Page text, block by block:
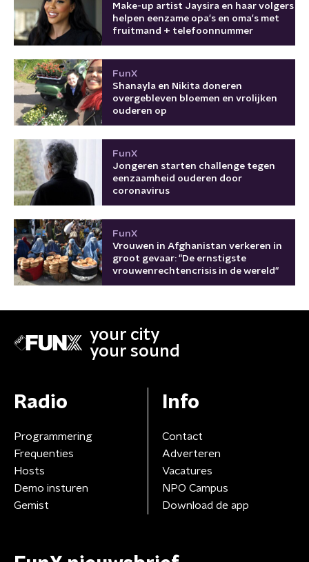
Make-up artist Jaysira en haar volgers
helpen eenzame opa's en oma's met
fruitmand + telefoonnummer
FunX
Shanayla en Nikita doneren
overgebleven bloemen en vrolijken
ouderen op
FunX
Jongeren starten challenge tegen
eenzaamheid ouderen door
coronavirus
FunX
Vrouwen in Afghanistan verkeren in
groot gevaar: "De ernstigste
vrouwenrechtencrisis in de wereld"
your city
your sound
Radio
Programmering
Frequenties
Hosts
Demo insturen
Gemist
Info
Contact
Adverteren
Vacatures
NPO Campus
Download de app